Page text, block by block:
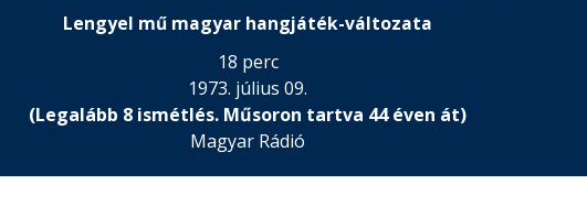
Lengyel mű magyar hangjáték-változata
18 perc
1973. július 09.
(Legalább 8 ismétlés. Műsoron tartva 44 éven át)
Magyar Rádió